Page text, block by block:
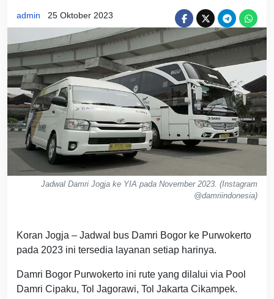
admin 25 Oktober 2023
Jadwal Damri Jogja ke YIA pada November 2023. (Instagram
@damriindonesia)
Koran Jogja – Jadwal bus Damri Bogor ke Purwokerto
pada 2023 ini tersedia layanan setiap harinya.
Damri Bogor Purwokerto ini rute yang dilalui via Pool
Damri Cipaku, Tol Jagorawi, Tol Jakarta Cikampek.